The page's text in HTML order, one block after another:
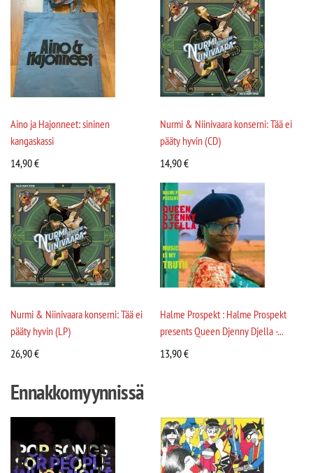
Aino ja Hajonneet: sininen
kangaskassi
14,90€
Nurmi & Niinivaara konserni: Tää ei
pääty hyvin (CD)
14,90€
Nurmi & Niinivaara konserni: Tää ei
pääty hyvin (LP)
26,90€
Halme Prospekt : Halme Prospekt
presents Queen Djenny Djella -...
13,90€
Ennakkomyynnissä